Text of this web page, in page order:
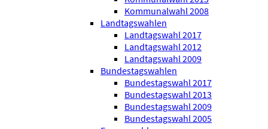
Kommunalwahl 2008
Landtagswahlen
Landtagswahl 2017
Landtagswahl 2012
Landtagswahl 2009
Bundestagswahlen
Bundestagswahl 2017
Bundestagswahl 2013
Bundestagswahl 2009
Bundestagswahl 2005